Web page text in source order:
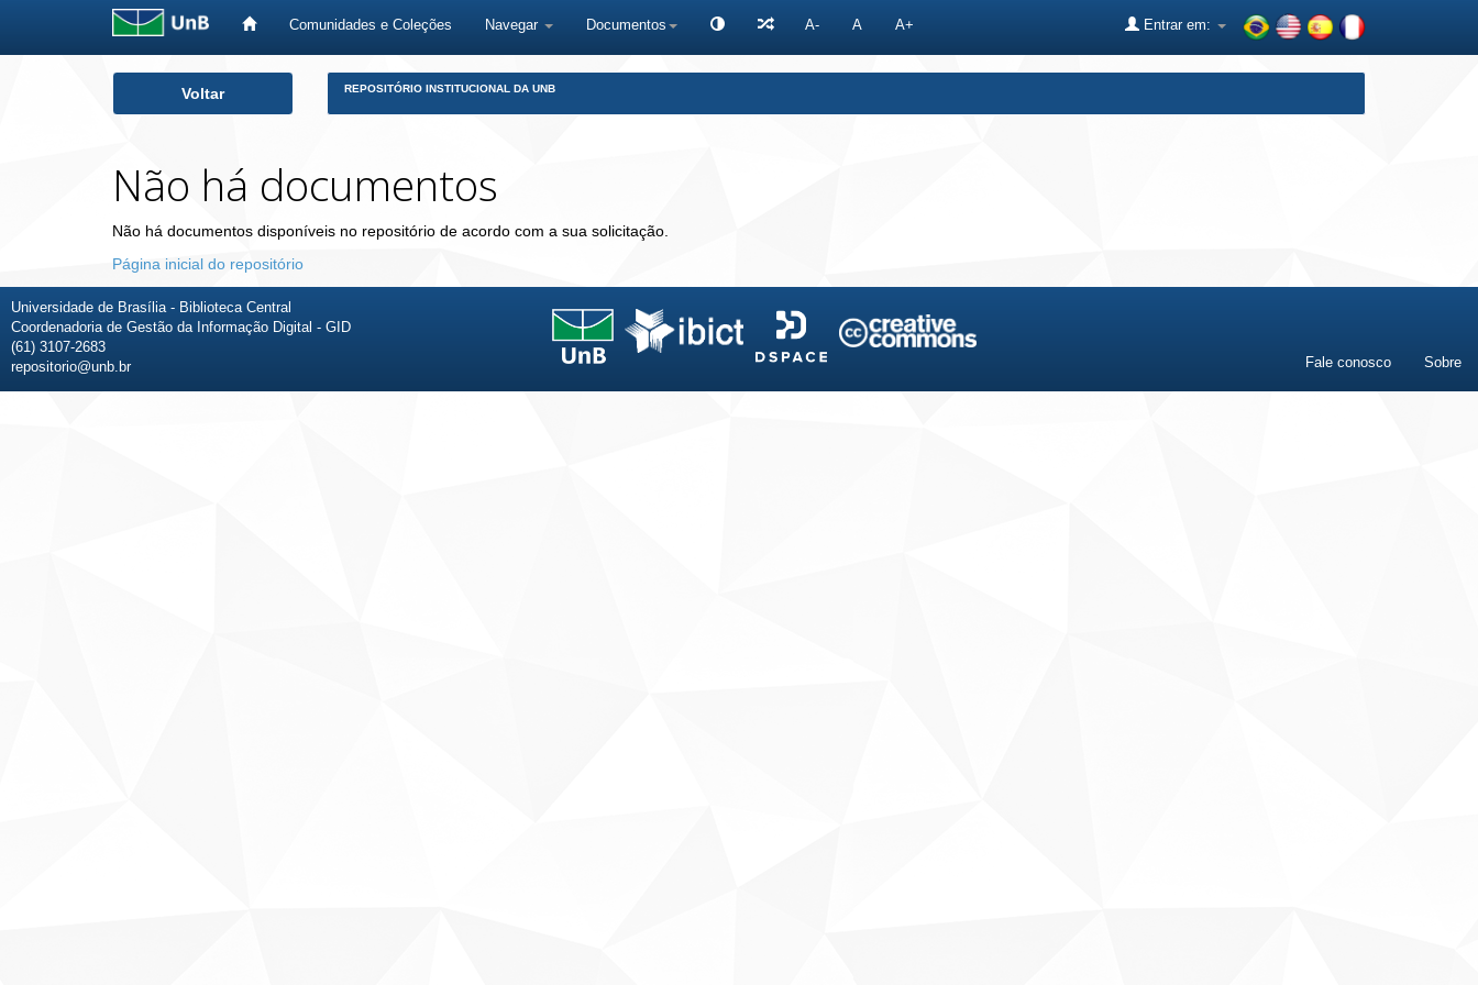
Comunidades e Coleções Navegar Documentos A- A A+ Entrar em:
Voltar REPOSITÓRIO INSTITUCIONAL DA UNB
Não há documentos
Não há documentos disponíveis no repositório de acordo com a sua solicitação.
Página inicial do repositório
Universidade de Brasília - Biblioteca Central
Coordenadoria de Gestão da Informação Digital - GID
(61) 3107-2683
repositorio@unb.br
Fale conosco Sobre